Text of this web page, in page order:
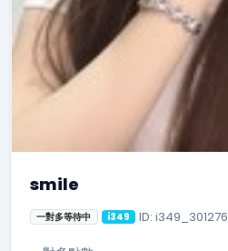
smile
一對多等待中 i349 ID: i349_301276